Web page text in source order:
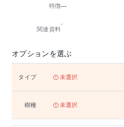
ィス空間を演出します。
天板は一部革張
アジャスター付き
鍵付き
ペントレイ付き
特徴---
関連資料
-
オプションを選ぶ
タイプ 未選択
樹種 未選択